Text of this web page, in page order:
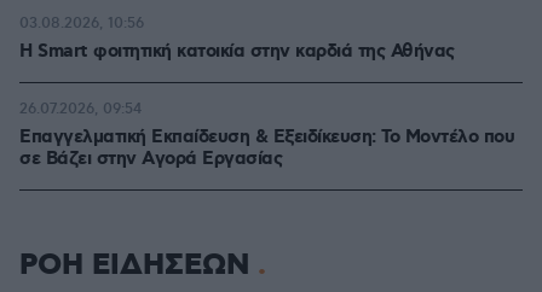
Η Smart φοιτητική κατοικία στην καρδιά της Αθήνας
03.08.2026, 10:56
Επαγγελματική Εκπαίδευση & Εξειδίκευση: Το Mοντέλο που
σε Bάζει στην Aγορά Eργασίας
26.07.2026, 09:54
ΡΟΗ ΕΙΔΗΣΕΩΝ